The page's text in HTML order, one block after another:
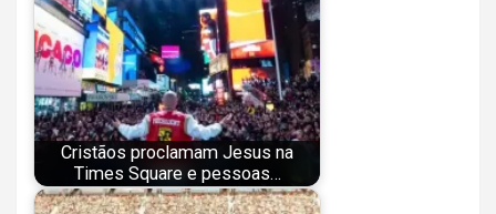
Cristãos proclamam Jesus na
Times Square e pessoas…